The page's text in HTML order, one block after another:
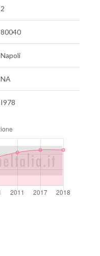
2
80040
Napoli
NA
I978